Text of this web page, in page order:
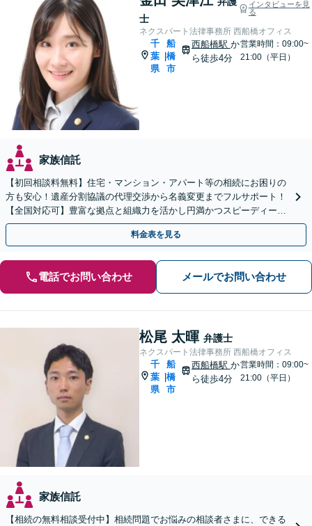
士
インタビューを見
る
ネクスパート法律事務所 西船橋オフィス
千
葉
県
船
橋
市
西船橋駅 か
ら徒歩4分
営業時間：09:00~
21:00（平日）
家族信託
【初回相談料無料】住宅・マンション・アパート等の相続にお困りの
方も安心！遺産分割協議の代理交渉から名義変更までフルサポート！
【全国対応可】豊富な拠点と組織力を活かし円満かつスピーディーに
相続手続きをお手伝いします【取扱い実績2000件以上】
料金表を見る
電話でお問い合わせ メールでお問い合わせ
松尾 太暉 弁護士
ネクスパート法律事務所 西船橋オフィス
千
葉
県
船
橋
市
西船橋駅 か
ら徒歩4分
営業時間：09:00~
21:00（平日）
家族信託
【相続の無料相談受付中】相続問題でお悩みの相談者さまに、できる